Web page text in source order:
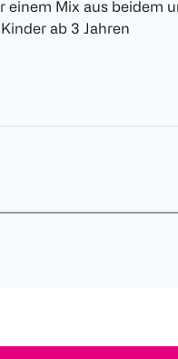
einem Mix aus beidem
ab 3 Jahren